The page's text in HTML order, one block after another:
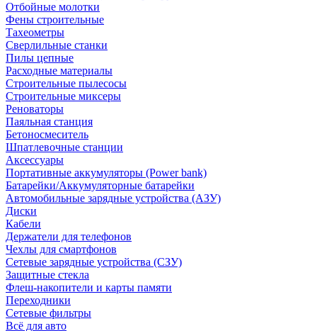
Отбойные молотки
Фены строительные
Тахеометры
Сверлильные станки
Пилы цепные
Расходные материалы
Строительные пылесосы
Строительные миксеры
Реноваторы
Паяльная станция
Бетоносмеситель
Шпатлевочные станции
Аксессуары
Портативные аккумуляторы (Power bank)
Батарейки/Аккумуляторные батарейки
Автомобильные зарядные устройства (АЗУ)
Диски
Кабели
Держатели для телефонов
Чехлы для смартфонов
Сетевые зарядные устройства (СЗУ)
Защитные стекла
Флеш-накопители и карты памяти
Переходники
Сетевые фильтры
Всё для авто